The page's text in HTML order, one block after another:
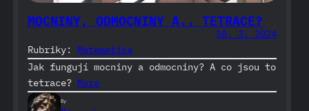
MOCNINY, ODMOCNINY A.. TETRACE?
10. 3. 2024
Rubriky: Matematika
Jak fungují mocniny a odmocniny? A co jsou to
tetrace? More
By